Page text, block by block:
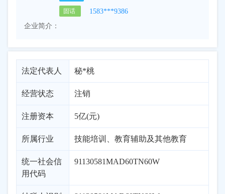
固话
1583***9386
企业简介：
法定代表人 秘*桃
经营状态 注销
注册资本 5亿(元)
所属行业 技能培训、教育辅助及其他教育
统一社会信
用代码
91130581MAD60TN60W